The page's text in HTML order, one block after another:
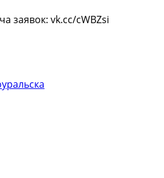
заявок: vk.cc/cWBZsi